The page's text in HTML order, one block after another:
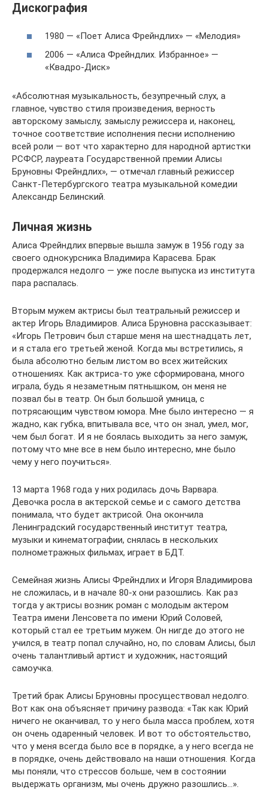
Дискография
1980 — «Поет Алиса Фрейндлих» — «Мелодия»
2006 — «Алиса Фрейндлих. Избранное» —
«Квадро-Диск»
«Абсолютная музыкальность, безупречный слух, а
главное, чувство стиля произведения, верность
авторскому замыслу, замыслу режиссера и, наконец,
точное соответствие исполнения песни исполнению
всей роли — вот что характерно для народной артистки
РСФСР, лауреата Государственной премии Алисы
Бруновны Фрейндлих», — отмечал главный режиссер
Санкт-Петербургского театра музыкальной комедии
Александр Белинский.
Личная жизнь
Алиса Фрейндлих впервые вышла замуж в 1956 году за
своего однокурсника Владимира Карасева. Брак
продержался недолго — уже после выпуска из института
пара распалась.
Вторым мужем актрисы был театральный режиссер и
актер Игорь Владимиров. Алиса Бруновна рассказывает:
«Игорь Петрович был старше меня на шестнадцать лет,
и я стала его третьей женой. Когда мы встретились, я
была абсолютно белым листом во всех житейских
отношениях. Как актриса-то уже сформирована, много
играла, будь я незаметным пятнышком, он меня не
позвал бы в театр. Он был большой умница, с
потрясающим чувством юмора. Мне было интересно — я
жадно, как губка, впитывала все, что он знал, умел, мог,
чем был богат. И я не боялась выходить за него замуж,
потому что мне все в нем было интересно, мне было
чему у него поучиться».
13 марта 1968 года у них родилась дочь Варвара.
Девочка росла в актерской семье и с самого детства
понимала, что будет актрисой. Она окончила
Ленинградский государственный институт театра,
музыки и кинематографии, снялась в нескольких
полнометражных фильмах, играет в БДТ.
Семейная жизнь Алисы Фрейндлих и Игоря Владимирова
не сложилась, и в начале 80-х они разошлись. Как раз
тогда у актрисы возник роман с молодым актером
Театра имени Ленсовета по имени Юрий Соловей,
который стал ее третьим мужем. Он нигде до этого не
учился, в театр попал случайно, но, по словам Алисы, был
очень талантливый артист и художник, настоящий
самоучка.
Третий брак Алисы Бруновны просуществовал недолго.
Вот как она объясняет причину развода: «Так как Юрий
ничего не оканчивал, то у него была масса проблем, хотя
он очень одаренный человек. И вот то обстоятельство,
что у меня всегда было все в порядке, а у него всегда не
в порядке, очень действовало на наши отношения. Когда
мы поняли, что стрессов больше, чем в состоянии
выдержать организм, мы очень дружно разошлись…».